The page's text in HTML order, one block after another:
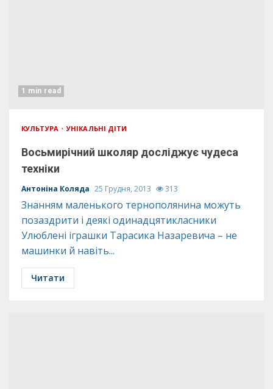
1 min read
КУЛЬТУРА УНІКАЛЬНІ ДІТИ
Восьмирічний школяр досліджує чудеса
техніки
Антоніна Коляда 25 Грудня, 2013 313
Знанням маленького тернополянина можуть
позаздрити і деякі одинадцятикласники
Улюблені іграшки Тарасика Назаревича – не
машинки й навіть...
Читати